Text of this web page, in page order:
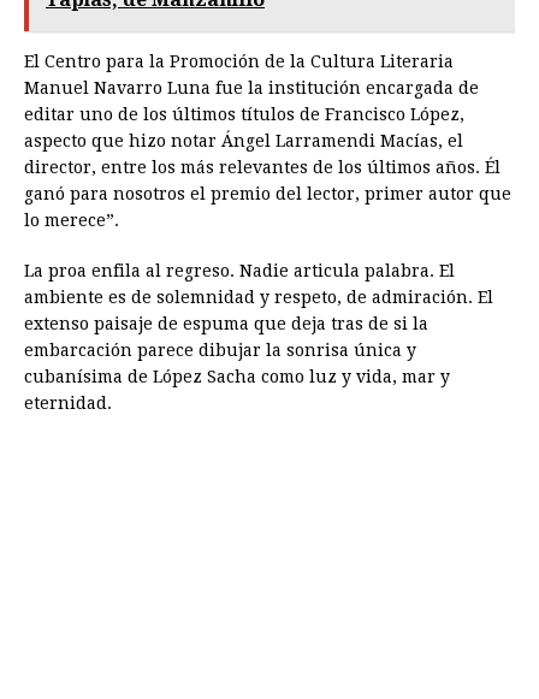
El Centro para la Promoción de la Cultura Literaria
Manuel Navarro Luna fue la institución encargada de
editar uno de los últimos títulos de Francisco López,
aspecto que hizo notar Ángel Larramendi Macías, el
director, entre los más relevantes de los últimos años. Él
ganó para nosotros el premio del lector, primer autor que
lo merece”.
La proa enfila al regreso. Nadie articula palabra. El
ambiente es de solemnidad y respeto, de admiración. El
extenso paisaje de espuma que deja tras de si la
embarcación parece dibujar la sonrisa única y
cubanísima de López Sacha como luz y vida, mar y
eternidad.